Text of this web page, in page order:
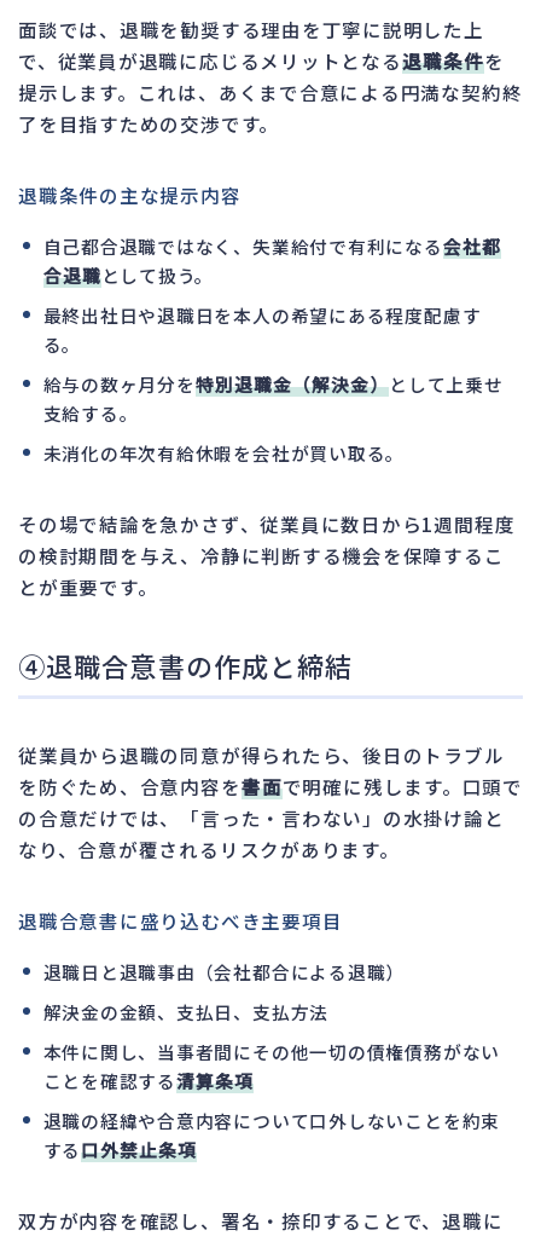
面談では、退職を勧奨する理由を丁寧に説明した上
で、従業員が退職に応じるメリットとなる退職条件を
提示します。これは、あくまで合意による円満な契約終
了を目指すための交渉です。
退職条件の主な提示内容
自己都合退職ではなく、失業給付で有利になる会社都
合退職として扱う。
最終出社日や退職日を本人の希望にある程度配慮す
る。
給与の数ヶ月分を特別退職金（解決金）として上乗せ
支給する。
未消化の年次有給休暇を会社が買い取る。
その場で結論を急かさず、従業員に数日から1週間程度
の検討期間を与え、冷静に判断する機会を保障するこ
とが重要です。
④退職合意書の作成と締結
従業員から退職の同意が得られたら、後日のトラブル
を防ぐため、合意内容を書面で明確に残します。口頭で
の合意だけでは、「言った・言わない」の水掛け論と
なり、合意が覆されるリスクがあります。
退職合意書に盛り込むべき主要項目
退職日と退職事由（会社都合による退職）
解決金の金額、支払日、支払方法
本件に関し、当事者間にその他一切の債権債務がない
ことを確認する清算条項
退職の経緯や合意内容について口外しないことを約束
する口外禁止条項
双方が内容を確認し、署名・捺印することで、退職に